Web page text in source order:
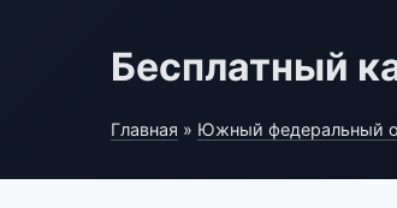
Бесплатный
Главная » Южный федеральный